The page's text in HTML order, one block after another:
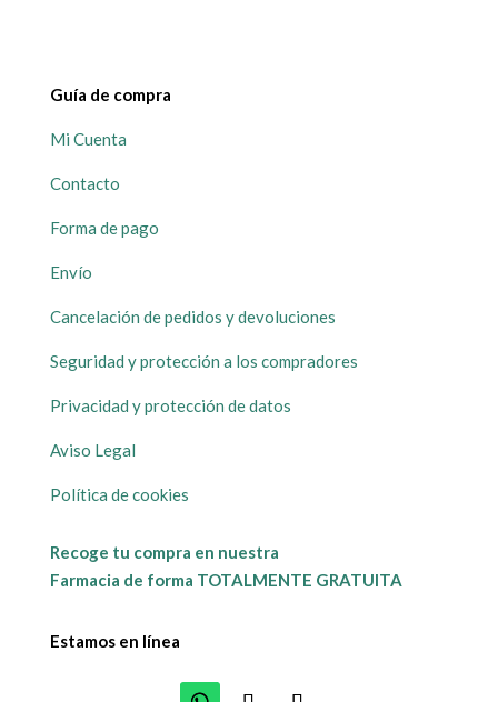
Guía de compra
Mi Cuenta
Contacto
Forma de pago
Envío
Cancelación de pedidos y devoluciones
Seguridad y protección a los compradores
Privacidad y protección de datos
Aviso Legal
Política de cookies
Recoge tu compra en nuestra
Farmacia de forma TOTALMENTE GRATUITA
Estamos en línea